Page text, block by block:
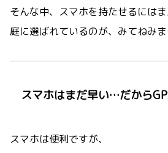
そんな中、スマホを持たせるには
庭に選ばれているのが、みてねみま
スマホはまだ早い…だから
スマホは便利ですが、